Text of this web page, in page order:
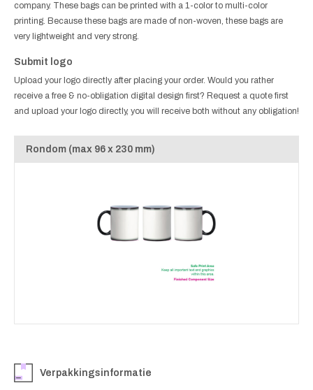
company. These bags can be printed with a 1-color to multi-color
printing. Because these bags are made of non-woven, these bags are
very lightweight and very strong.
Submit logo
Upload your logo directly after placing your order. Would you rather
receive a free & no-obligation digital design first? Request a quote first
and upload your logo directly, you will receive both without any obligation!
Rondom (max 96 x 230 mm)
Verpakkingsinformatie